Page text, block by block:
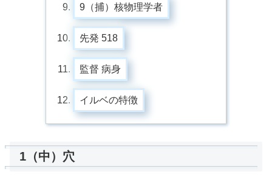
9（捕）核物理学者
先発 518
監督 病身
イルベの特徴
1（中）穴